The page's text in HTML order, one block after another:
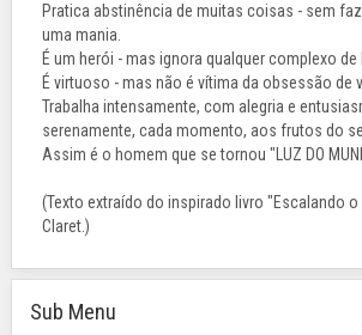
Pratica abstinência de muitas coisas - sem
uma mania.
É um herói - mas ignora qualquer complexo de
É virtuoso - mas não é vítima da obsessão de
Trabalha intensamente, com alegria e
serenamente, cada momento, aos frutos do
Assim é o homem que se tornou "LUZ DO
(Texto extraído do inspirado livro "Escalando o
Claret.)
Sub Menu